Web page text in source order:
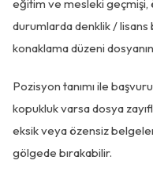
eğitim ve mesleki geçmişi,
durumlarda denklik /
konaklama düzeni
Pozisyon tanımı ile
kopukluk varsa dosya
eksik veya özensiz
gölgede bırakabilir.